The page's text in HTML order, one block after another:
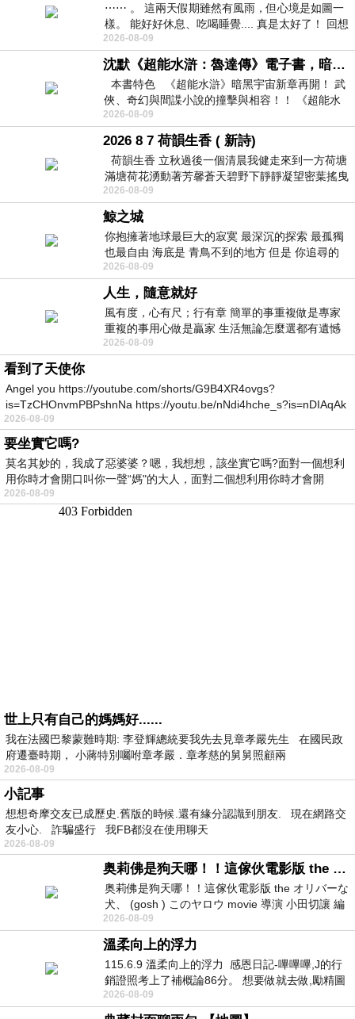
⋯⋯ 。 這兩天假期雖然有風雨，但心境是如圖一
樣。 能好好休息、吃喝睡覺.... 真是太好了！ 回想
起來，以前根本就很難有這
2026-08-09
沈默《超能水滸：魯達傳》電子書，暗黑宇宙新章，一一五年八月璀璨上架！
本書特色 《超能水滸》暗黑宇宙新章再開！ 武
俠、奇幻與間諜小說的撞擊與相容！！ 《超能水
滸》系列第四部
2026-08-09
2026 8 7 荷韻生香 ( 新詩)
荷韻生香 立秋過後一個清晨我健走來到一方荷塘
滿塘荷花湧動著芳馨蒼天碧野下靜靜凝望密葉搖曳
幽泉中復有蛙鳴嘓嘓水波裡搖曳
2026-08-09
鯨之城
你抱擁著地球最巨大的寂寞 最深沉的探索 最孤獨
也最自由 海底是 青鳥不到的地方 但是 你追尋的
幸福 可以比珍珠更
2026-08-09
人生，隨意就好
風有度，心有尺；行有章 簡單的事重複做是專家
重複的事用心做是贏家 生活無論怎麼選都有遺憾
所以開心就好 生活不會辜負認真
2026-08-09
看到了天使你
Angel you https://youtube.com/shorts/G9B4XR4ovgs?
is=TzCHOnvmPBPshnNa https://youtu.be/nNdi4hche_s?is=nDIAqAk
2026-08-09
要坐實它嗎?
莫名其妙的，我成了惡婆婆？嗯，我想想，該坐實它嗎?面對一個想利
用你時才會開口叫你一聲“媽"的大人，面對二個想利用你時才會開
2026-08-09
世上只有自己的媽媽好......
我在法國巴黎蒙難時期: 李登輝總統要我先去見章孝嚴先生 在國民政
府遷臺時期， 小蔣特別囑咐章孝嚴．章孝慈的舅舅照顧兩
2026-08-09
小記事
想想奇摩交友已成歷史.舊版的時候.還有緣分認識到朋友. 現在網路交
友小心. 詐騙盛行 我FB都沒在使用聊天
2026-08-09
奥莉佛是狗天哪！！這傢伙電影版 the オリバーな犬、 (gosh ) このヤロウ movie
奥莉佛是狗天哪！！這傢伙電影版 the オリバーな
犬、 (gosh ) このヤロウ movie 導演 小田切讓 編
劇: 小田切讓 主演: 小田切讓
2026-08-09
溫柔向上的浮力
115.6.9 溫柔向上的浮力 感恩日記-嗶嗶嗶,J的行
銷證照考上了補概論86分。 想要做就去做,勵精圖
治大成功,也是表法,堅持和努力
2026-08-09